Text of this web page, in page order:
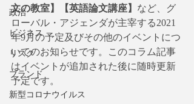
政治
ビジネス
リスク
ブランド
新型コロナウイルス
文の教室】【英語論文講座】 など、グ
ローバル・アジェンダが主宰する2021
年9月の予定及びその他のイベントにつ
いてのお知らせです。このコラム記事
はイベントが追加された後に随時更新
予定です。